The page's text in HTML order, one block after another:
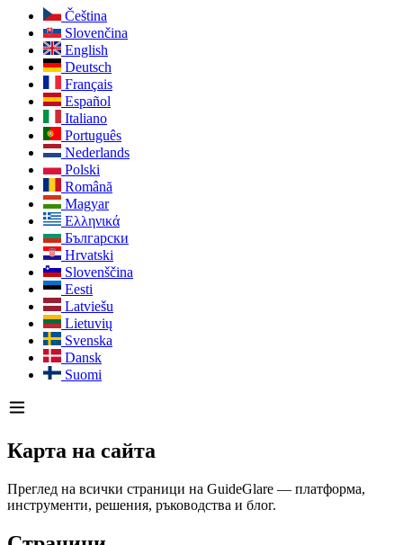
Čeština
Slovenčina
English
Deutsch
Français
Español
Italiano
Português
Nederlands
Polski
Română
Magyar
Ελληνικά
Български
Hrvatski
Slovenščina
Eesti
Latviešu
Lietuvių
Svenska
Dansk
Suomi
Карта на сайта
Преглед на всички страници на GuideGlare — платформа,
инструменти, решения, ръководства и блог.